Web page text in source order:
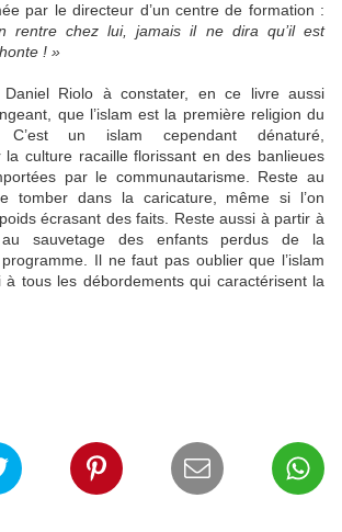
par le directeur d’un centre de formation :
rentre chez lui, jamais il ne dira qu’il est
! »
Riolo à constater, en ce livre aussi
que l’islam est la première religion du
C’est un islam cependant dénaturé,
la culture racaille florissant en des banlieues
par le communautarisme. Reste au
tomber dans la caricature, même si l’on
écrasant des faits. Reste aussi à partir à
sauvetage des enfants perdus de la
Il ne faut pas oublier que l’islam
à tous les débordements qui caractérisent la